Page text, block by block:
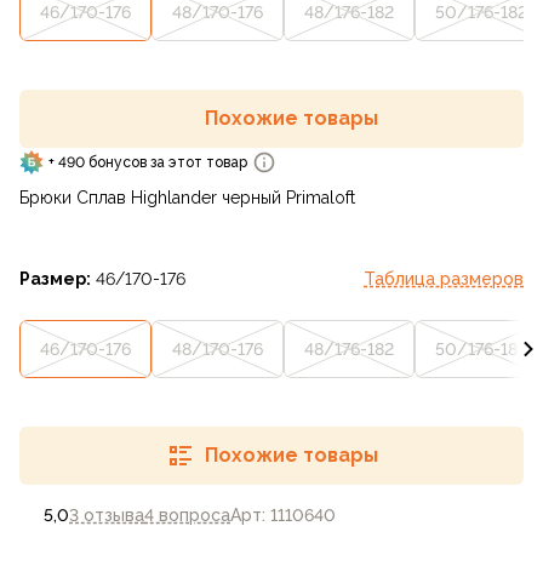
46/170-176 48/170-176 48/176-182 50/176-182
5,03 отзыва4 вопросаАрт: 1110640
Похожие товары
+ 490 бонусов за этот товар
Брюки Сплав Highlander черный Primaloft
Размер: 46/170-176 Таблица размеров
46/170-176 48/170-176 48/176-182 50/176-182
Похожие товары